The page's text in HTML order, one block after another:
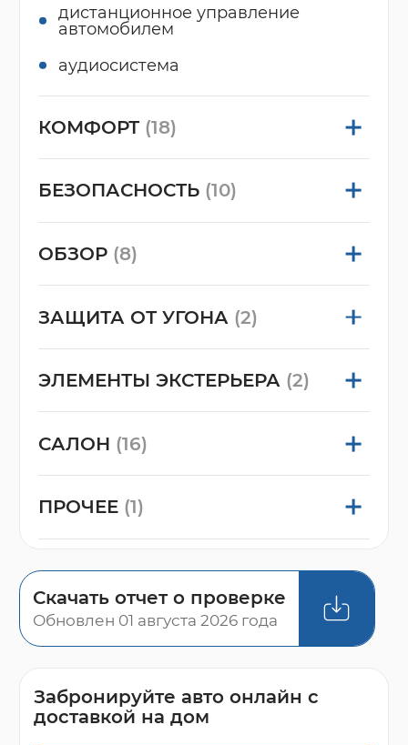
дистанционное управление
автомобилем
аудиосистема
КОМФОРТ (18)
БЕЗОПАСНОСТЬ (10)
ОБЗОР (8)
ЗАЩИТА ОТ УГОНА (2)
ЭЛЕМЕНТЫ ЭКСТЕРЬЕРА (2)
САЛОН (16)
ПРОЧЕЕ (1)
Скачать отчет о проверке
Обновлен 01 августа 2026 года
Забронируйте авто онлайн с
доставкой на дом